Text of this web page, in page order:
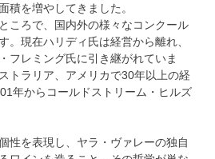
積を増やしてきました。
ころで、国内外の様々なコンクール
。現在ハリディ氏は経営から離れ、
フレミング氏に引き継がれていま
トラリア、アメリカで30年以上の経
年からコールドストリーム・ヒルズ
性を表現し、ヤラ・ヴァレーの独自